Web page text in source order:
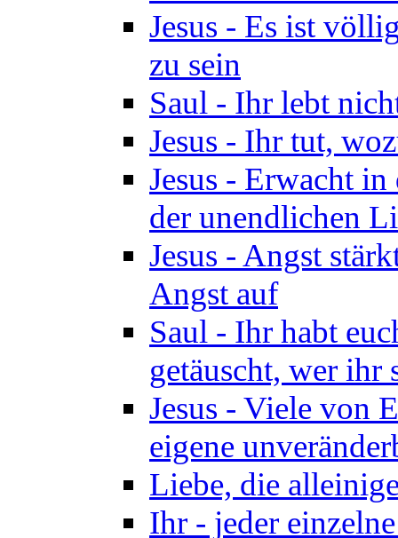
Jesus - Es ist
zu sein
Saul - Ihr lebt
Jesus - Ihr tut,
Jesus - Erwacht
der unendlichen
Jesus - Angst
Angst auf
Saul - Ihr habt
getäuscht, wer ihr
Jesus - Viele von
eigene
Liebe, die
Ihr - jeder